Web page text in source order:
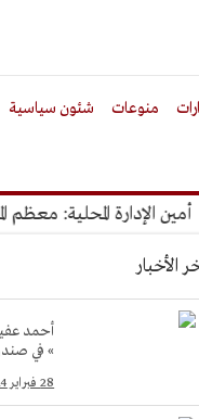
منوعات شئون سياسية
المحلية: معظم
الأخبار
أحمد
» في
28 فبراير 2014 4:37 م